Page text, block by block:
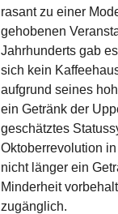
rasant zu einer
gehobenen
Jahrhunderts gab
sich kein
aufgrund seines
ein Getränk der
geschätztes
Oktoberrevolution
nicht länger ein
Minderheit
zugänglich.